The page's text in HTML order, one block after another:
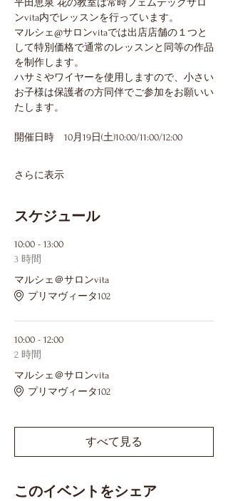
平田恵泉 花の教室は常時フェムテックサロ
ンvita内でレッスンを行っています。
マルシェ@サロンvitaでは出店店舗の１つと
して特別価格で通常のレッスンと同等の作品
を制作します。
ハサミやワイヤーを使用しますので、小さい
お子様は保護者の方同伴でご参加をお願いい
たします。
開催日時　10月19日(土)10:00/11:00/12:00
さらに表示
スケジュール
10:00 - 13:00
3 時間
マルシェ＠サロンvita
プリマヴィータ102
10:00 - 12:00
2 時間
マルシェ＠サロンvita
プリマヴィータ102
すべて見る
このイベントをシェア